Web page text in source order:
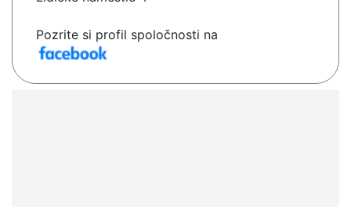
Pozrite si profil spoločnosti na